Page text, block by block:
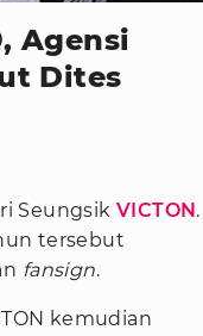
Agensi
Dites
Seungsik VICTON .
tersebut
fansign.
kemudian